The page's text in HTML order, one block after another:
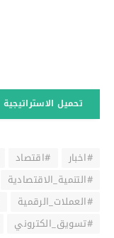
تحميل الاستراتيجية
#اخبار #اقتصاد
#التنمية_الاقتصادية
#العملات_الرقمية
#تسويق_الكتروني